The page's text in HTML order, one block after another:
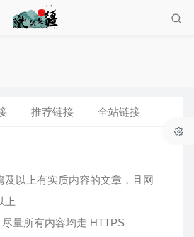
推荐链接 全站链接
及以上有实质内容的文章，且网
上
量所有内容均走 HTTPS